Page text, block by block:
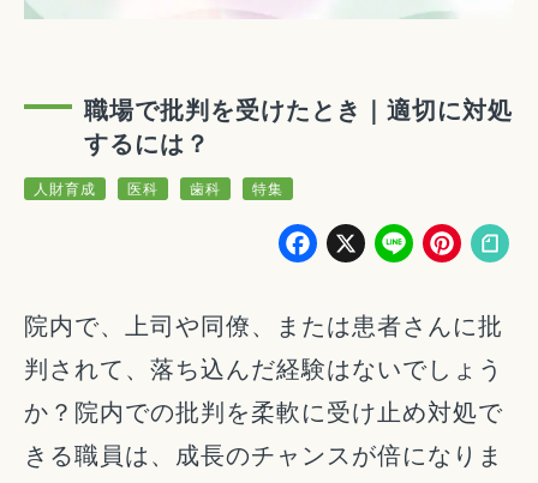
職場で批判を受けたとき｜適切に対処
するには？
人財育成 医科 歯科 特集
Facebook
X Line
院内で、上司や同僚、または患者さんに批
判されて、落ち込んだ経験はないでしょう
か？院内での批判を柔軟に受け止め対処で
きる職員は、成長のチャンスが倍になりま